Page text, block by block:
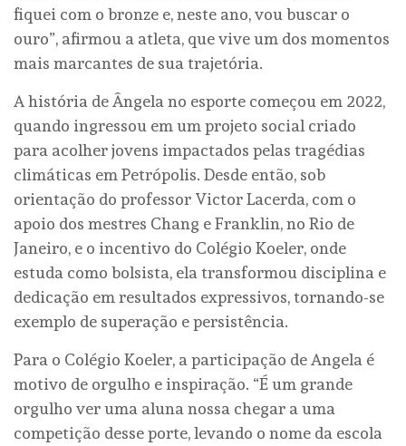
fiquei com o bronze e, neste ano, vou buscar o
ouro”, afirmou a atleta, que vive um dos momentos
mais marcantes de sua trajetória.
A história de Ângela no esporte começou em 2022,
quando ingressou em um projeto social criado
para acolher jovens impactados pelas tragédias
climáticas em Petrópolis. Desde então, sob
orientação do professor Victor Lacerda, com o
apoio dos mestres Chang e Franklin, no Rio de
Janeiro, e o incentivo do Colégio Koeler, onde
estuda como bolsista, ela transformou disciplina e
dedicação em resultados expressivos, tornando-se
exemplo de superação e persistência.
Para o Colégio Koeler, a participação de Angela é
motivo de orgulho e inspiração. “É um grande
orgulho ver uma aluna nossa chegar a uma
competição desse porte, levando o nome da escola